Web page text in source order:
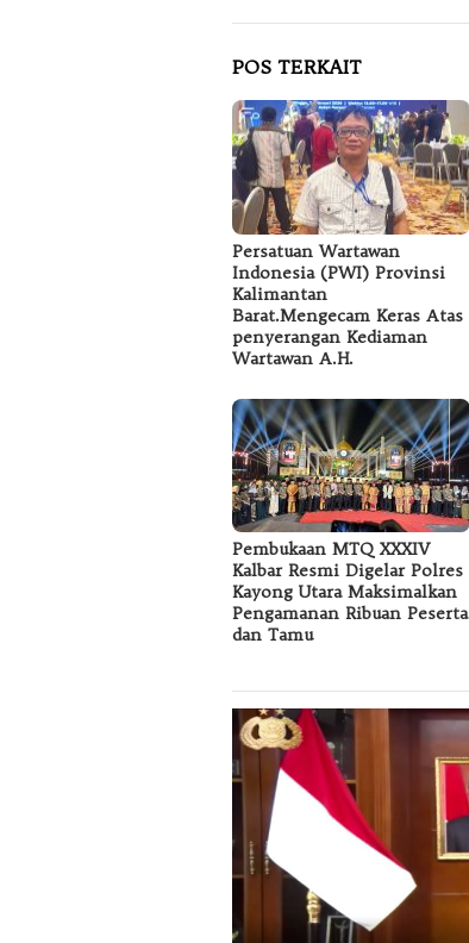
POS TERKAIT
Persatuan Wartawan
Indonesia (PWI) Provinsi
Kalimantan
Barat.Mengecam Keras Atas
penyerangan Kediaman
Wartawan A.H.
Pembukaan MTQ XXXIV
Kalbar Resmi Digelar Polres
Kayong Utara Maksimalkan
Pengamanan Ribuan Peserta
dan Tamu